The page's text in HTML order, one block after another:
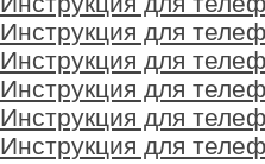
Инструкция для
Инструкция для
Инструкция для
Инструкция для
Инструкция для